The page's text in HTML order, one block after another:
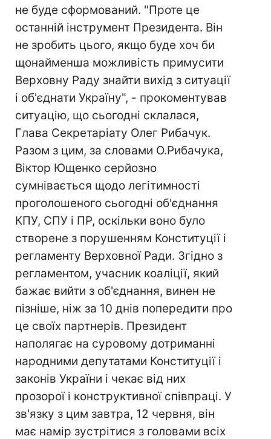
не буде сформований. "Проте це
останній інструмент Президента. Він
не зробить цього, якщо буде хоч би
щонайменша можливість примусити
Верховну Раду знайти вихід з ситуації
і об'єднати Україну", - прокоментував
ситуацію, що сьогодні склалася,
Глава Секретаріату Олег Рибачук.
Разом з цим, за словами О.Рибачука,
Віктор Ющенко серйозно
сумнівається щодо легітимності
проголошеного сьогодні об'єднання
КПУ, СПУ і ПР, оскільки воно було
створене з порушенням Конституції і
регламенту Верховної Ради. Згідно з
регламентом, учасник коаліції, який
бажає вийти з об'єднання, винен не
пізніше, ніж за 10 днів попередити про
це своїх партнерів. Президент
наполягає на суровому дотриманні
народними депутатами Конституції і
законів України і чекає від них
прозорої і конструктивної співпраці. У
зв'язку з цим завтра, 12 червня, він
має намір зустрітися з головами всіх